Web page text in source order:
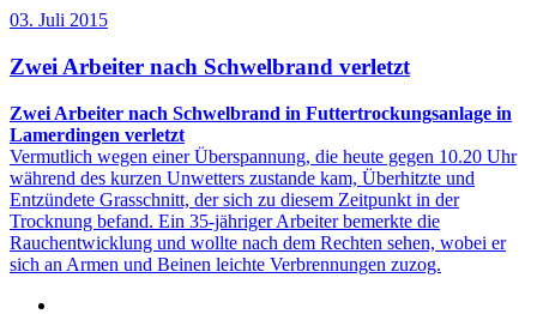
03. Juli 2015
Zwei Arbeiter nach Schwelbrand verletzt
Zwei Arbeiter nach Schwelbrand in Futtertrockungsanlage in
Lamerdingen verletzt
Vermutlich wegen einer Überspannung, die heute gegen 10.20 Uhr
während des kurzen Unwetters zustande kam, Überhitzte und
Entzündete Grasschnitt, der sich zu diesem Zeitpunkt in der
Trocknung befand. Ein 35-jähriger Arbeiter bemerkte die
Rauchentwicklung und wollte nach dem Rechten sehen, wobei er
sich an Armen und Beinen leichte Verbrennungen zuzog.